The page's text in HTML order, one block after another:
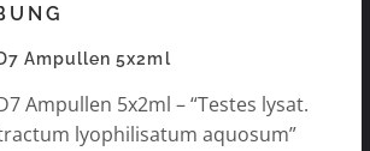
Ampullen 5x2ml
Ampullen 5x2ml – “Testes lysat.
lyophilisatum aquosum”